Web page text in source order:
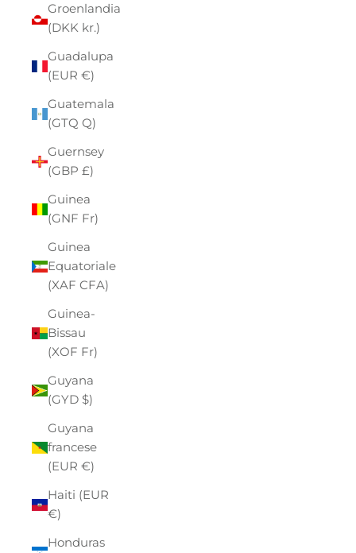
Groenlandia
(DKK kr.)
Guadalupa
(EUR €)
Guatemala
(GTQ Q)
Guernsey
(GBP £)
Guinea
(GNF Fr)
Guinea
Equatoriale
(XAF CFA)
Guinea-
Bissau
(XOF Fr)
Guyana
(GYD $)
Guyana
francese
(EUR €)
Haiti (EUR
€)
Honduras